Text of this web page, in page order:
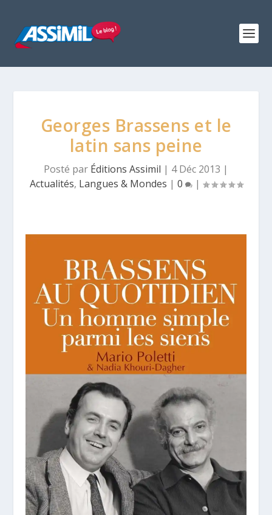
Georges Brassens et le
latin sans peine
Posté par Éditions Assimil | 4 Déc 2013 |
Actualités, Langues & Mondes | 0 |